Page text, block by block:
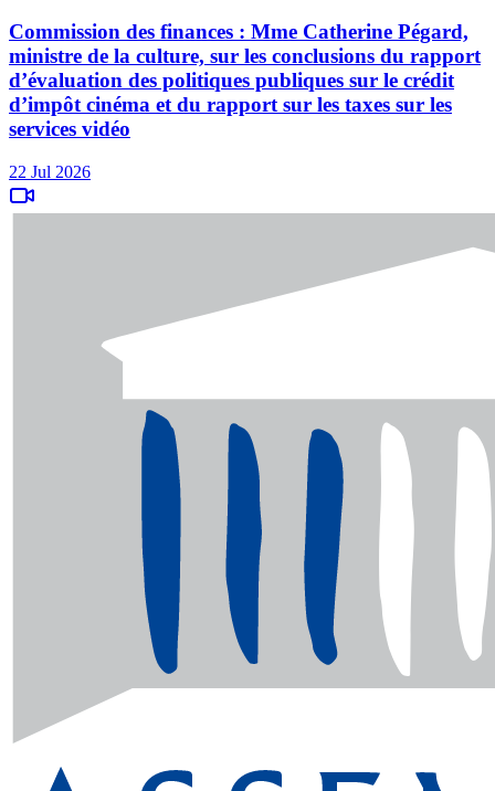
Commission des finances : Mme Catherine Pégard,
ministre de la culture, sur les conclusions du rapport
d’évaluation des politiques publiques sur le crédit
d’impôt cinéma et du rapport sur les taxes sur les
services vidéo
22 Jul 2026